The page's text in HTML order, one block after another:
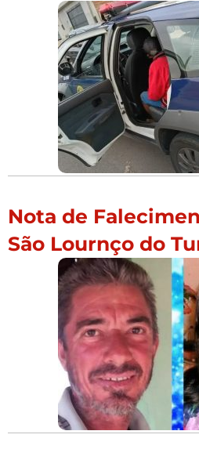
Nota de
São Lournço do